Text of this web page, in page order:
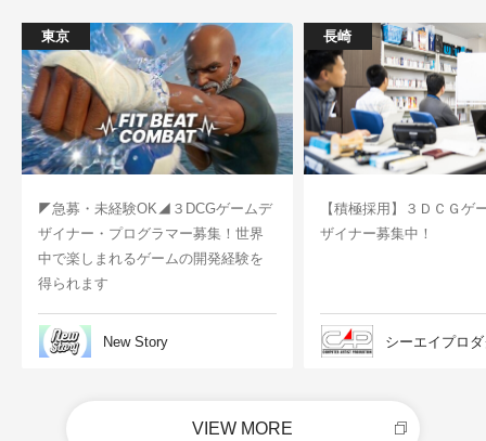
東京
◤急募・未経験OK◢３DCGゲームデ
ザイナー・プログラマー募集！世界
中で楽しまれるゲームの開発経験を
得られます
New Story
長崎
【積極採用】３ＤＣＧゲ
ザイナー募集中！
シーエイプロ
VIEW MORE